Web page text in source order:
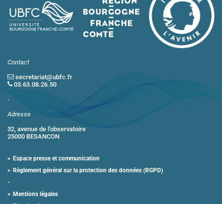
Contact
secretariat@ubfc.fr
03.63.08.26.50
-
Adresse
32, avenue de l’observatoire
25000 BESANCON
Espace presse et communication
Règlement général sur la protection des données (RGPD)
Mentions légales